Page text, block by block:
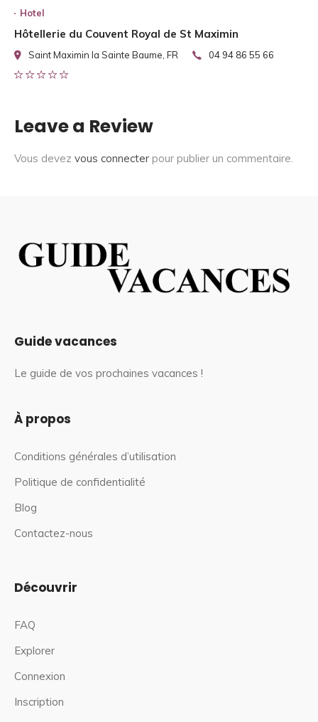
Hotel
Hôtellerie du Couvent Royal de St Maximin
Saint Maximin la Sainte Baume, FR 04 94 86 55 66
Leave a Review
Vous devez vous connecter pour publier un commentaire.
Guide vacances
Le guide de vos prochaines vacances !
À propos
Conditions générales d’utilisation
Politique de confidentialité
Blog
Contactez-nous
Découvrir
FAQ
Explorer
Connexion
Inscription